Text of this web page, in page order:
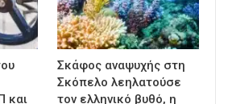
και
Σκάφος αναψυχής στη
Σκόπελο λεηλατούσε
τον ελληνικό βυθό, η